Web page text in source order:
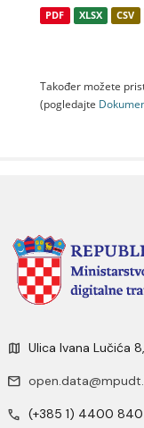
PDF XLSX CSV
Također možete
(pogledajte